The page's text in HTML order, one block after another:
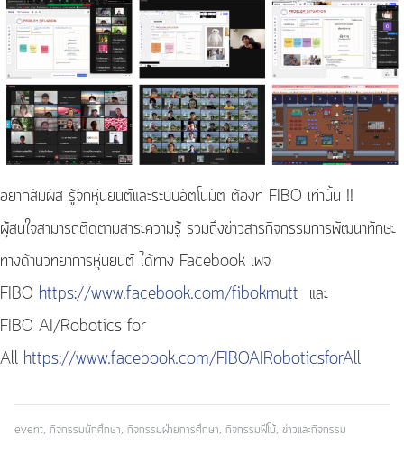
อยากสัมผัส รู้จักหุ่นยนต์และระบบอัตโนมัติ ต้องที่ FIBO เท่านั้น !!
ผู้สนใจสามารถติดตามสาระความรู้ รวมถึงข่าวสารกิจกรรมการพัฒนาทักษะ
ทางด้านวิทยาการหุ่นยนต์ ได้ทาง Facebook เพจ
FIBO https://www.facebook.com/fibokmutt และ
FIBO AI/Robotics for
All https://www.facebook.com/FIBOAIRoboticsforAll
event, กิจกรรมนักศึกษา, กิจกรรมฝ่ายการศึกษา, กิจกรรมฟีโบ้, ข่าวและกิจกรรม